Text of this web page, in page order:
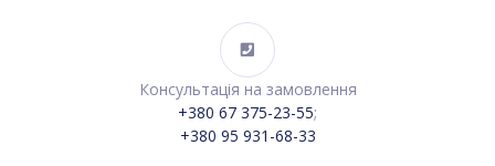
Консультація на замовлення
+380 67 375-23-55;
+380 95 931-68-33